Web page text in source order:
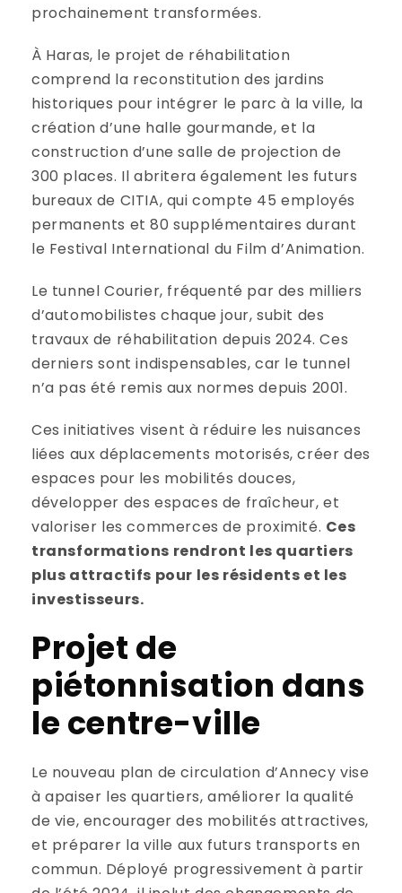
prochainement transformées.
À Haras, le projet de réhabilitation
comprend la reconstitution des jardins
historiques pour intégrer le parc à la ville, la
création d’une halle gourmande, et la
construction d’une salle de projection de
300 places. Il abritera également les futurs
bureaux de CITIA, qui compte 45 employés
permanents et 80 supplémentaires durant
le Festival International du Film d’Animation.
Le tunnel Courier, fréquenté par des milliers
d’automobilistes chaque jour, subit des
travaux de réhabilitation depuis 2024. Ces
derniers sont indispensables, car le tunnel
n’a pas été remis aux normes depuis 2001.
Ces initiatives visent à réduire les nuisances
liées aux déplacements motorisés, créer des
espaces pour les mobilités douces,
développer des espaces de fraîcheur, et
valoriser les commerces de proximité. Ces
transformations rendront les quartiers
plus attractifs pour les résidents et les
investisseurs.
Projet de
piétonnisation dans
le centre-ville
Le nouveau plan de circulation d’Annecy vise
à apaiser les quartiers, améliorer la qualité
de vie, encourager des mobilités attractives,
et préparer la ville aux futurs transports en
commun. Déployé progressivement à partir